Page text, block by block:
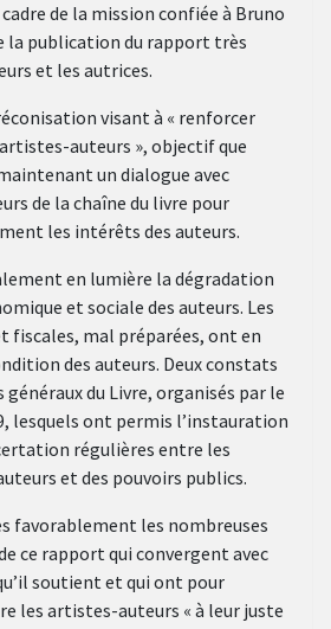
de la mission confiée à Bruno
la publication du rapport très
et les autrices.
visant à « renforcer
auteurs », objectif que
un dialogue avec
de la chaîne du livre pour
les intérêts des auteurs.
en lumière la dégradation
et sociale des auteurs. Les
fiscales, mal préparées, ont en
des auteurs. Deux constats
du Livre, organisés par le
lesquels ont permis l’instauration
régulières entre les
et des pouvoirs publics.
favorablement les nombreuses
ce rapport qui convergent avec
soutient et qui ont pour
les artistes-auteurs « à leur juste